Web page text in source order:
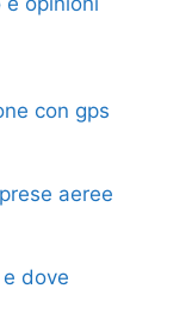
con gps
aeree
dove